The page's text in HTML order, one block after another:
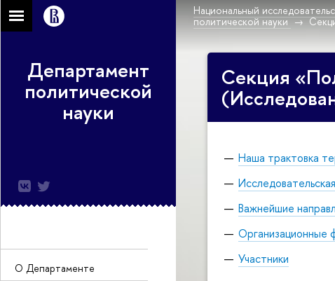
Национальный
политической науки
Департамент
политической
науки
О Департаменте
Секция
Наша трактовка
Важнейшие
Организационные
Участники